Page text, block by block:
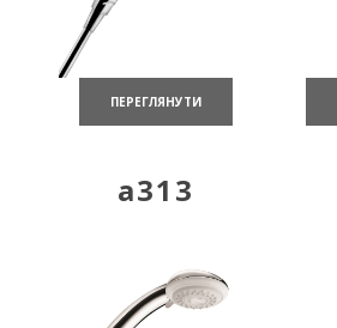
ПЕРЕГЛЯНУТИ
a313